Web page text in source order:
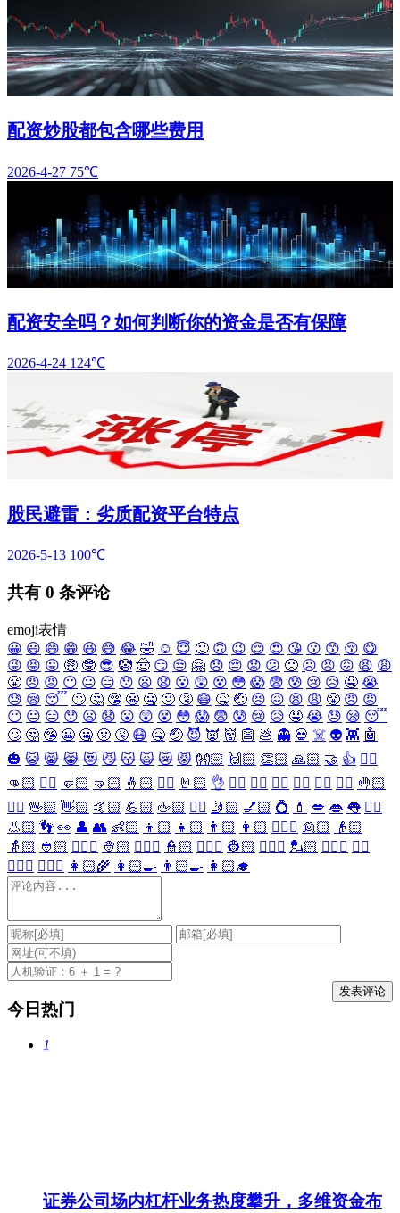
配资炒股都包含哪些费用
2026-4-27 75℃
配资安全吗？如何判断你的资金是否有保障
2026-4-24 124℃
股民避雷：劣质配资平台特点
2026-5-13 100℃
共有 0 条评论
emoji表情
😀 😃 😄 😁 😆 😅 😂 🤣 ☺️ 😇 🙂 🙃 😉 😌 😍 😘 😗 😙 😚 😋
😜 😝 😛 🤑 🤓 😎 🤡 🤠 😏 😒 🤗 😞 😔 😟 😕 🙁 ☹️ 😣 😖 😫 😩
😤 😠 😡 😶 😐 😑 😯 😦 😧 😮 😲 😵 😳 😱 😨 😰 😢 😥 🤤 😭
😓 😪 😴 🙄 🤔 🤥 😬 🤐 🤢 🤧 😷 🤒 🤕 😣 😖 😫 😩 😤 😠 😡
😶 😐 😑 😯 😦 😧 😮 😲 😵 😳 😱 😨 😰 😢 😥 🤤 😭 😓 😪 😴
🙄 🤔 🤥 😬 🤐 🤢 🤧 😷 🤒 🤕 😈 👿 👹 👺 💩 👻 💀 ☠️ 👽 👾 🤖
🎃 😺 😸 😹 😻 😼 😽 🙀 😿 😾 👐🏻 🙌🏻 👏🏻 🙏🏻 🤝 👍 👎🏻
👊🏻 ✊🏻 🤛🏻 🤜🏻 🤞🏻 ✌🏻 🤘🏻 👌 👈🏻 👉🏻 👆🏻 👇🏻 ☝🏻 ✋🏻 🤚🏻
🖐🏻 🖖🏻 👋🏻 🤙🏻 💪🏻 🖕🏻 ✍🏻 🤳🏻 💅🏻 💍 💄 💋 👄 👅 👂🏻
👃🏻 👣 👀 👤 👥 👶🏻 👦🏻 👧🏻 👨🏻 👩🏻 👱🏻‍♀️ 👱🏻
👴🏻
👵🏻 👲🏻 👳🏻‍♀️ 👳🏻 👮🏻‍♀️ 👮🏻 👷🏻‍♀️ 👷🏻 💂🏻‍♀️ 💂🏻 🕵🏻‍♀️ 🕵🏻
👩🏻‍⚕️ 👨🏻‍⚕️ 👩🏻‍🌾 👩🏻‍🍳 👨🏻‍🍳 👩🏻‍🎓
今日热门
1
证券公司场内杠杆业务热度攀升，多维资金布